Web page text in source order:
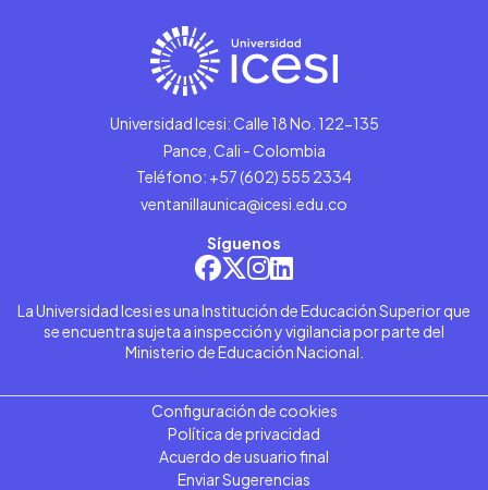
Universidad Icesi: Calle 18 No. 122-135
Pance, Cali - Colombia
Teléfono: +57 (602) 555 2334
ventanillaunica@icesi.edu.co
Síguenos
La Universidad Icesi es una Institución de Educación Superior que
se encuentra sujeta a inspección y vigilancia por parte del
Ministerio de Educación Nacional.
Configuración de cookies
Política de privacidad
Acuerdo de usuario final
Enviar Sugerencias